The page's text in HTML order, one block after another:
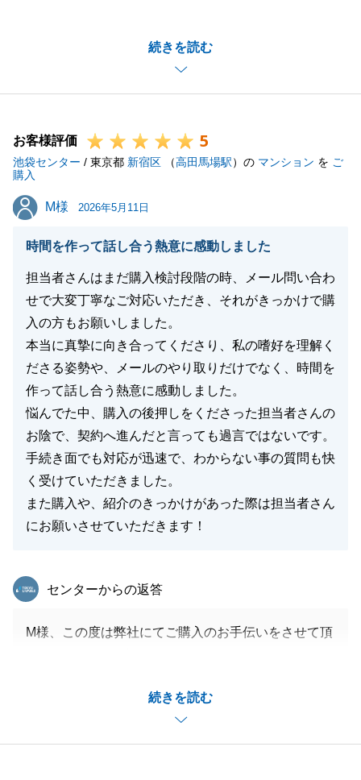
続きを読む
の為、各種リフォーム見積等のご準備にご協力頂きあ
H様のご協力のお陰で大変スムーズにお取引が進みま
売却の方のお引き渡しに向けて引き続き宜しくお願い
致します。
お客様評価 5
池袋センター / 東京都 新宿区 （高田馬場駅）の マンション を ご
購入
M様
M様 2026年5月11日
時間を作って話し合う熱意に感動しました
担当者さんはまだ購入検討段階の時、メール問い合わ
せで大変丁寧なご対応いただき、それがきっかけで購
入の方もお願いしました。
本当に真摯に向き合ってくださり、私の嗜好を理解く
ださる姿勢や、メールのやり取りだけでなく、時間を
作って話し合う熱意に感動しました。
悩んでた中、購入の後押しをくださった担当者さんの
お陰で、契約へ進んだと言っても過言ではないです。
手続き面でも対応が迅速で、わからない事の質問も快
く受けていただきました。
また購入や、紹介のきっかけがあった際は担当者さん
にお願いさせていただきます！
続きを読む
東急リバブル
センターからの返答
M様、この度は弊社にてご購入のお手伝いをさせて頂
当にありがとうございます。
ご検討段階の時から、丁寧なやり取りを心がけていた
ことが、M様のご契約へと繋がったと伺い、感激して